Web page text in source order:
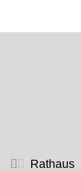
Rathaus